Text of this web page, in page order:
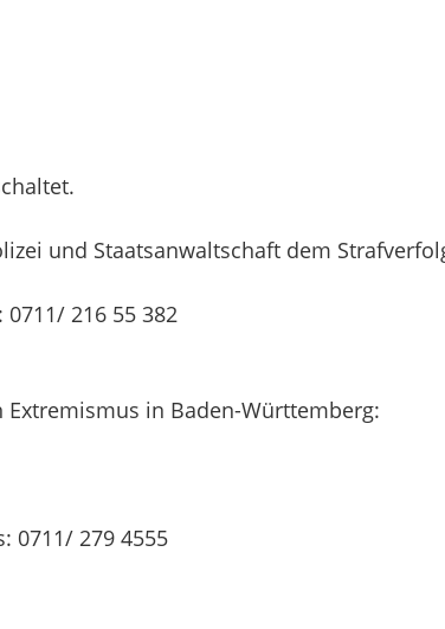
und Staatsanwaltschaft dem
216 55 382
in Baden-Württemberg:
0711/ 279 4555